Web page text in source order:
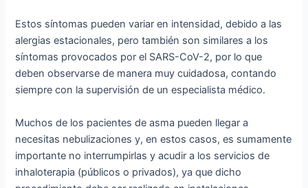
Estos síntomas pueden variar en intensidad, debido a las
alergias estacionales, pero también son similares a los
síntomas provocados por el SARS-CoV-2, por lo que
deben observarse de manera muy cuidadosa, contando
siempre con la supervisión de un especialista médico.
Muchos de los pacientes de asma pueden llegar a
necesitas nebulizaciones y, en estos casos, es sumamente
importante no interrumpirlas y acudir a los servicios de
inhaloterapia (públicos o privados), ya que dicho